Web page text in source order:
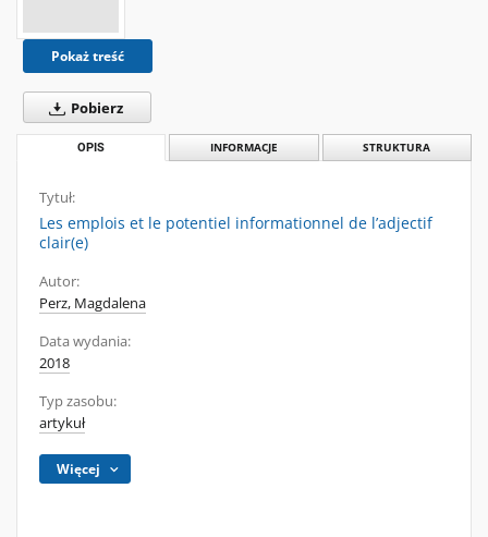
Pokaż treść
Pobierz
OPIS INFORMACJE STRUKTURA
Tytuł:
Les emplois et le potentiel informationnel de l’adjectif
clair(e)
Autor:
Perz, Magdalena
Data wydania:
2018
Typ zasobu:
artykuł
Więcej